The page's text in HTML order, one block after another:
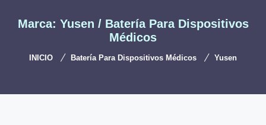
Marca: Yusen / Batería Para Dispositivos
Médicos
INICIO Batería Para Dispositivos Médicos Yusen